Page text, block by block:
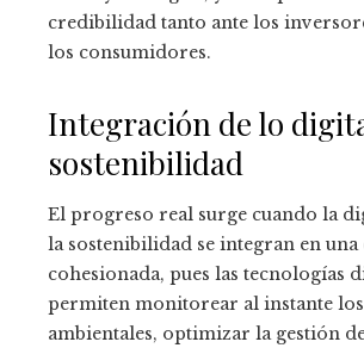
credibilidad tanto ante los
los consumidores.
Integración de lo
sostenibilidad
El progreso real surge cuando la
la sostenibilidad se integran en una
cohesionada, pues las tecnologías
permiten monitorear al instante
ambientales, optimizar la gestión